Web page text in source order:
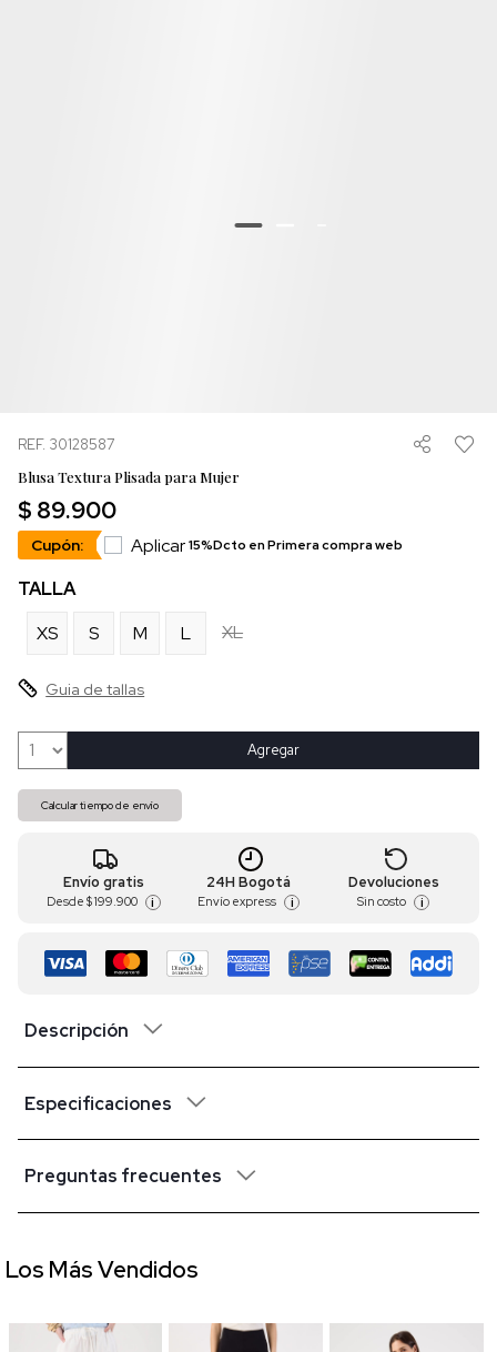
REF. 30128587
Blusa Textura Plisada para Mujer
$ 89.900
Cupón: Aplicar15%Dcto en Primera compra web
TALLA
XS
S M L XL
Guia de tallas
Agregar
Calcular tiempo de envío
Envío gratis
Desde $ 199.900 i
24H Bogotá
Envío express i
Devoluciones
Sin costo i
Descripción
Especificaciones
Preguntas frecuentes
Los Más Vendidos